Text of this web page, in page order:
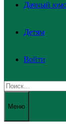
Дачный
Детям
Войти
Найти:
Меню